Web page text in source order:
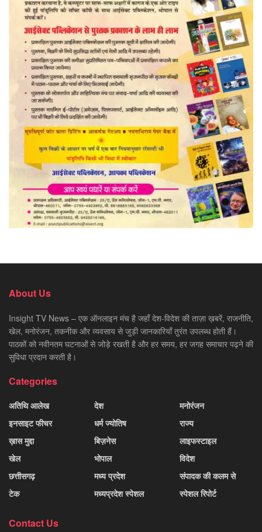
About Us
Insight TV News – एक ऑनलाइन मंच है जहाँ देश-विदेश की ताज़ा ख़बरें, राजनीति,
खेल, मनोरंजन, तकनीक और व्यवसाय से जुड़ी जानकारियाँ तुरंत उपलब्ध होती हैं।
पाठकों को नवीनतम घटनाओं से जोड़े रखती है और हर समय, हर जगह समाचार पढ़ने की
सुविधा प्रदान करती है।
Categories
अतिथि आलेख
इनसाइट फीचर
ख़ास मुद्दा
खेल
छत्तीसगढ़
टेक
देश
धर्म ज्योतिष
बिज़नेस
भोपाल
मध्य प्रदेश
मध्यप्रदेश स्पेशल
मनोरंजन
राज्य
लाइफस्टाइल
विदेश
संपादक की कलम से
स्पेशल रिपोर्ट
Contact Us